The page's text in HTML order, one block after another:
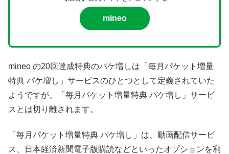
mineo
mineo の20回達成特典のパケ増しは「毎月パケット増量
特典 パケ増し」サービスのひとつとして定義されていた
ようですが、「毎月パケット増量特典 パケ増し」サービ
スとは切り離されます。
「毎月パケット増量特典 パケ増し」は、動画配信サービ
ス、日本経済新聞電子版購読などといったオプションを利